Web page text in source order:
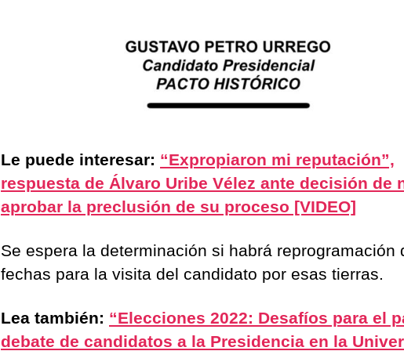
Le puede interesar: “Expropiaron mi reputación”,
respuesta de Álvaro Uribe Vélez ante decisión de
aprobar la preclusión de su proceso [VIDEO]
Se espera la determinación si habrá reprogramación
fechas para la visita del candidato por esas tierras.
Lea también: “Elecciones 2022: Desafíos para el
debate de candidatos a la Presidencia en la